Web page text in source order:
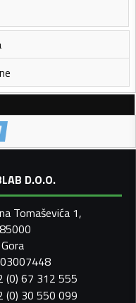
D.O.O.
Tomaševića 1,
(0) 67 312 555
(0) 30 550 099